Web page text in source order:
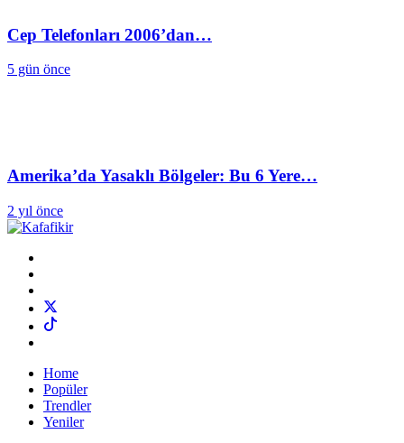
Cep Telefonları 2006’dan…
5 gün önce
Amerika’da Yasaklı Bölgeler: Bu 6 Yere…
2 yıl önce
Home
Popüler
Trendler
Yeniler